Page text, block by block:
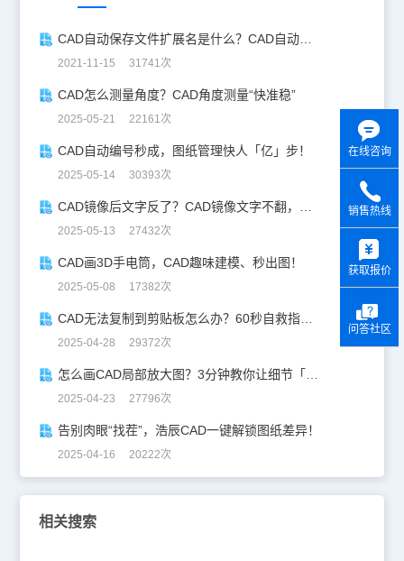
CAD自动保存文件扩展名是什么？CAD自动保存文件怎么打开？
2021-11-15 31741次
CAD怎么测量角度？CAD角度测量“快准稳”
2025-05-21 22161次
CAD自动编号秒成，图纸管理快人「亿」步！
2025-05-14 30393次
2025-05-13 27432次
CAD画3D手电筒，CAD趣味建模、秒出图！
2025-05-08 17382次
CAD无法复制到剪贴板怎么办？60秒自救指南！
2025-04-28 29372次
怎么画CAD局部放大图？3分钟教你让细节「说话」！
2025-04-23 27796次
告别肉眼“找茬”，浩辰CAD一键解锁图纸差异！
2025-04-16 20222次
相关搜索
在线咨询
销售热线
获取报价
问答社区